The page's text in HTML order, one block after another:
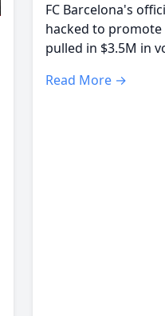
FC Barcelona's
hacked to
pulled in $3.5M in
Read More →